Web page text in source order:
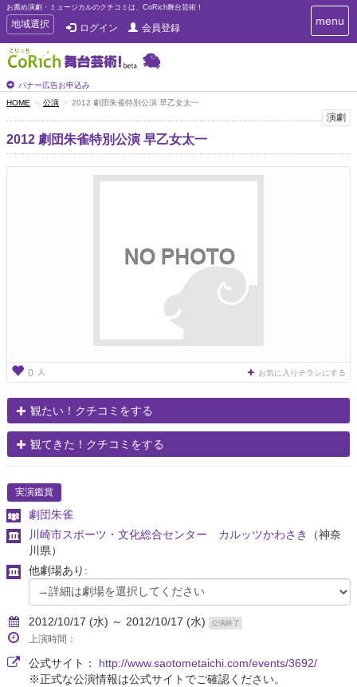
お薦め演劇・ミュージカルのクチコミは、CoRich舞台芸術！
T
o
g
g
e
n
a
v
i
地域選択 ログイン 会員登録
バナー広告お申込み
T
o
i
menu
HOME 公演 2012 劇団朱雀特別公演 早乙女太一
演劇
2012 劇団朱雀特別公演 早乙女太一
0 人 お気に入りチラシにする
観たい！クチコミをする
観てきた！クチコミをする
実演鑑賞
劇団朱雀
川崎市スポーツ・文化総合センター カルッツかわさき
（神奈
川県）
他劇場あり:
2012/10/17 (水) ～ 2012/10/17 (水) 公演終了
上演時間：
公式サイト： http://www.saotometaichi.com/events/3692/
※正式な公演情報は公式サイトでご確認ください。